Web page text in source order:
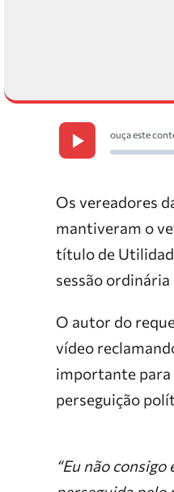
ouça este
Os vereadores
mantiveram o
título de
sessão
O autor do
vídeo
importante para
perseguição
“Eu não